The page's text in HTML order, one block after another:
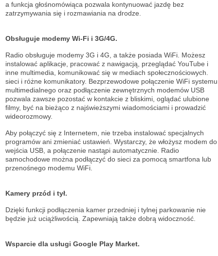
a funkcja głośnomówiąca pozwala kontynuować jazdę bez
zatrzymywania się i rozmawiania na drodze.
Obsługuje modemy Wi-Fi i 3G/4G.
Radio obsługuje modemy 3G i 4G, a także posiada WiFi. Możesz
instalować aplikacje, pracować z nawigacją, przeglądać YouTube i
inne multimedia, komunikować się w mediach społecznościowych.
sieci i różne komunikatory. Bezprzewodowe połączenie WiFi systemu
multimedialnego oraz podłączenie zewnętrznych modemów USB
pozwala zawsze pozostać w kontakcie z bliskimi, oglądać ulubione
filmy, być na bieżąco z najświeższymi wiadomościami i prowadzić
wideorozmowy.
Aby połączyć się z Internetem, nie trzeba instalować specjalnych
programów ani zmieniać ustawień. Wystarczy, że włożysz modem do
wejścia USB, a połączenie nastąpi automatycznie. Radio
samochodowe można podłączyć do sieci za pomocą smartfona lub
przenośnego modemu WiFi.
Kamery przód i tył.
Dzięki funkcji podłączenia kamer przedniej i tylnej parkowanie nie
będzie już uciążliwością. Zapewniają także dobrą widoczność.
Wsparcie dla usługi Google Play Market.